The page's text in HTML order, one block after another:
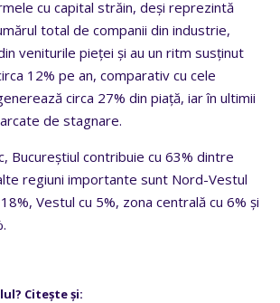
cu capital străin, deși reprezintă
total de companii din industrie,
veniturile pieței și au un ritm susținut
12% pe an, comparativ cu cele
circa 27% din piață, iar în ultimii
de stagnare.
Bucureștiul contribuie cu 63% dintre
regiuni importante sunt Nord-Vestul
Vestul cu 5%, zona centrală cu 6% și
Citește și: